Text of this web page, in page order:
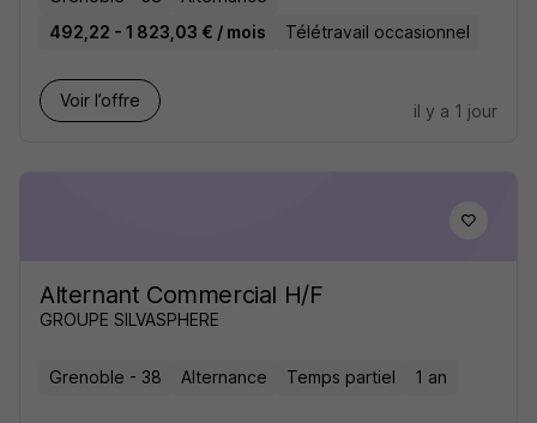
492,22 - 1 823,03 € / mois
Télétravail occasionnel
Voir l’offre
il y a 1 jour
Alternant Commercial H/F
GROUPE SILVASPHERE
Grenoble - 38 Alternance Temps partiel 1 an